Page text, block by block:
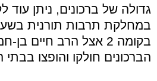
גדולה של ברכונים, ניתן
במחלקת תרבות תורנית
בקומה 2 אצל הרב חיים בן-חמו.
הברכונים חולקו והופצו